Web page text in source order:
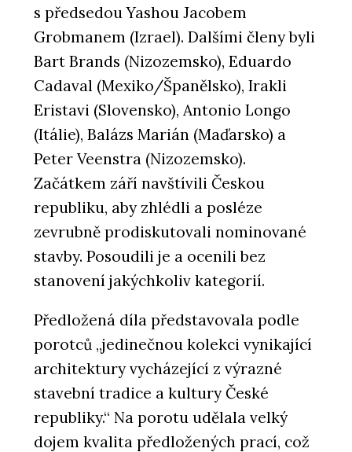
s předsedou Yashou Jacobem
Grobmanem (Izrael). Dalšími členy byli
Bart Brands (Nizozemsko), Eduardo
Cadaval (Mexiko/Španělsko), Irakli
Eristavi (Slovensko), Antonio Longo
(Itálie), Balázs Marián (Maďarsko) a
Peter Veenstra (Nizozemsko).
Začátkem září navštívili Českou
republiku, aby zhlédli a posléze
zevrubně prodiskutovali nominované
stavby. Posoudili je a ocenili bez
stanovení jakýchkoliv kategorií.
Předložená díla představovala podle
porotců „jedinečnou kolekci vynikající
architektury vycházející z výrazné
stavební tradice a kultury České
republiky.“ Na porotu udělala velký
dojem kvalita předložených prací, což